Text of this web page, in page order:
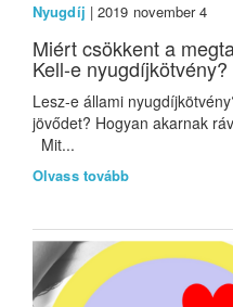
Nyugdíj | 2019 november 4
Miért csökkent a
Kell-e nyugdíjkötvény?
Lesz-e állami
jövődet? Hogyan akarnak
Mit...
Olvass tovább